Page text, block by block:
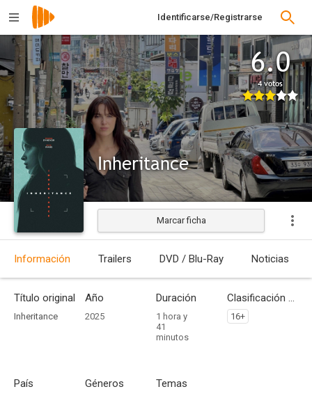
Identificarse/Registrarse
6.0
4 votos
Inheritance
Estrenada
Marcar ficha
Información Trailers DVD / Blu-Ray Noticias
Título original
Inheritance
Año
2025
Duración
1 hora y
41
minutos
Clasificación por edades
16+
País Géneros Temas